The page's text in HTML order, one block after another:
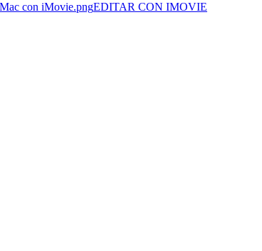
EDITAR CON IMOVIE